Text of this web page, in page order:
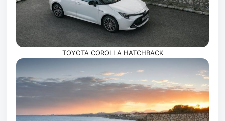
TOYOTA COROLLA HATCHBACK